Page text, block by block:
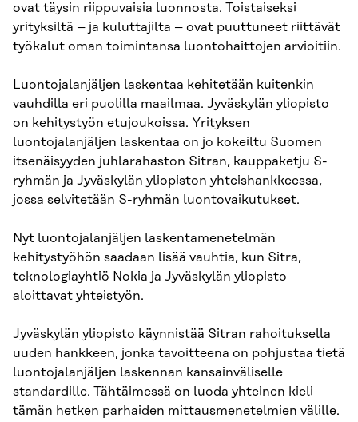
ovat täysin riippuvaisia luonnosta. Toistaiseksi
yrityksiltä – ja kuluttajilta – ovat puuttuneet riittävät
työkalut oman toimintansa luontohaittojen arvioitiin.
Luontojalanjäljen laskentaa kehitetään kuitenkin
vauhdilla eri puolilla maailmaa. Jyväskylän yliopisto
on kehitystyön etujoukoissa. Yrityksen
luontojalanjäljen laskentaa on jo kokeiltu Suomen
itsenäisyyden juhlarahaston Sitran, kauppaketju S-
ryhmän ja Jyväskylän yliopiston yhteishankkeessa,
jossa selvitetään S-ryhmän luontovaikutukset.
Nyt luontojalanjäljen laskentamenetelmän
kehitystyöhön saadaan lisää vauhtia, kun Sitra,
teknologiayhtiö Nokia ja Jyväskylän yliopisto
aloittavat yhteistyön.
Jyväskylän yliopisto käynnistää Sitran rahoituksella
uuden hankkeen, jonka tavoitteena on pohjustaa tietä
luontojalanjäljen laskennan kansainväliselle
standardille. Tähtäimessä on luoda yhteinen kieli
tämän hetken parhaiden mittausmenetelmien välille.